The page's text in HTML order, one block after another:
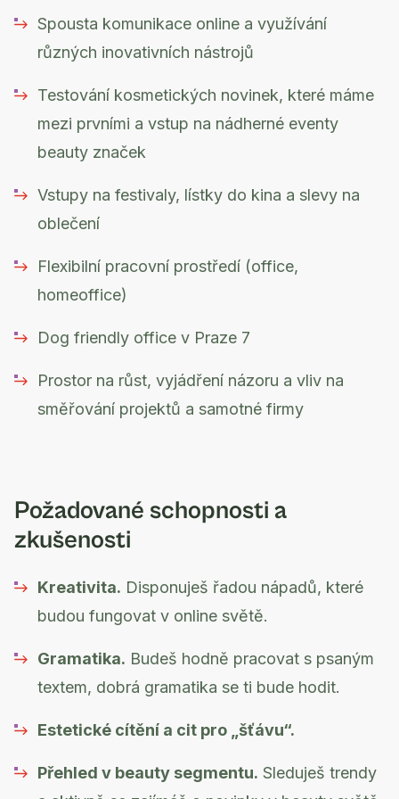
Spousta komunikace online a využívání
různých inovativních nástrojů
Testování kosmetických novinek, které máme
mezi prvními a vstup na nádherné eventy
beauty značek
Vstupy na festivaly, lístky do kina a slevy na
oblečení
Flexibilní pracovní prostředí (office,
homeoffice)
Dog friendly office v Praze 7
Prostor na růst, vyjádření názoru a vliv na
směřování projektů a samotné firmy
Požadované schopnosti a
zkušenosti
Kreativita. Disponuješ řadou nápadů, které
budou fungovat v online světě.
Gramatika. Budeš hodně pracovat s psaným
textem, dobrá gramatika se ti bude hodit.
Estetické cítění a cit pro „šťávu“.
Přehled v beauty segmentu. Sleduješ trendy